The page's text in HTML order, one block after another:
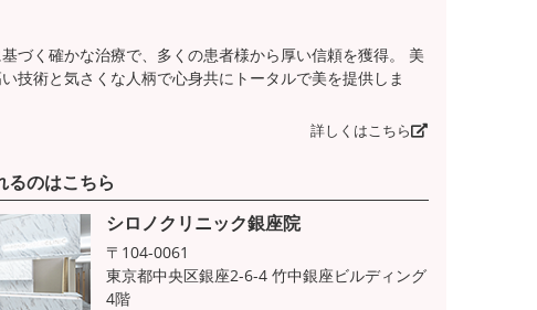
づく確かな治療で、多くの患者様から厚い信頼を獲得。 美
技術と気さくな人柄で心身共にトータルで美を提供しま
詳しくはこちら
るのはこちら
シロノクリニック銀座院
〒104-0061
東京都中央区銀座2-6-4 竹中銀座ビルディング
4階